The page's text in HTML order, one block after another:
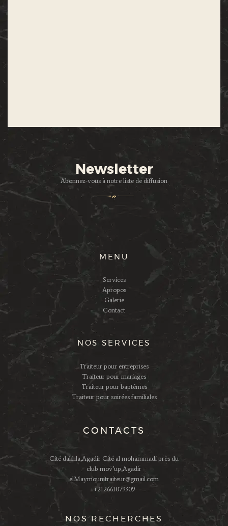
Newsletter
Abonnez-vous à notre liste de diffusion
MENU
Services
Apropos
Galerie
Contact
NOS SERVICES
Traiteur pour entreprises
Traiteur pour mariages
Traiteur pour baptêmes
Traiteur pour soirées familiales
CONTACTS
Cité dakhla,Agadir Cité al mohammadi près du
club mov’up,Agadir
elMaymounitraiteur@gmail.com
+212661079309
NOS RECHERCHES